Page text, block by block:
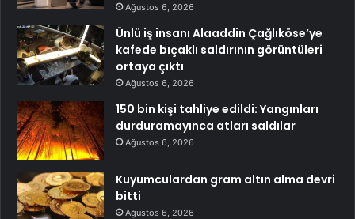
Ağustos 6, 2026
Ünlü iş insanı Alaaddin Çağlıköse’ye
kafede bıçaklı saldırının görüntüleri
ortaya çıktı
Ağustos 6, 2026
150 bin kişi tahliye edildi: Yangınları
durduramayınca atları saldılar
Ağustos 6, 2026
Kuyumculardan gram altın alma devri
bitti
Ağustos 6, 2026